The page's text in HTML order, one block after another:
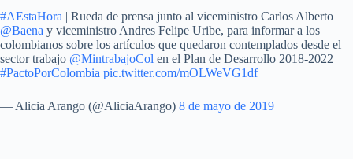
#AEstaHora | Rueda de prensa junto al viceministro Carlos Alberto
@Baena y viceministro Andres Felipe Uribe, para informar a los
colombianos sobre los artículos que quedaron contemplados desde el
sector trabajo @MintrabajoCol en el Plan de Desarrollo 2018-2022
#PactoPorColombia pic.twitter.com/mOLWeVG1df
— Alicia Arango (@AliciaArango) 8 de mayo de 2019